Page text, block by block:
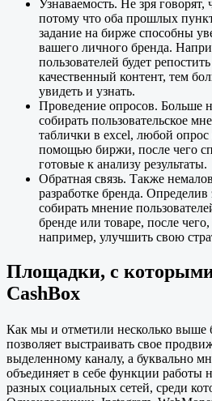
Узнаваемость. Не зря говорят,
потому что оба прошлых
задание на бирже способны
вашего личного бренда.
пользователей будет
качественный контент, тем
увидеть и узнать.
Проведение опросов. Больше
собирать пользовательское
таблички в excel, любой
помощью биржи, после чего
готовые к анализу результаты.
Обратная связь. Также
разработке бренда.
собирать мнение
бренде или товаре, после чего,
например, улучшить свою
Площадки, с которыми
CashBox
Как мы и отметили несколько выше
позволяет выстраивать свое
выделенному каналу, а буквально
объединяет в себе функции работы
разных социальных сетей, среди